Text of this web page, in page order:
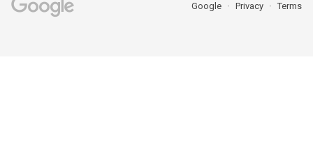
Google Privacy Terms